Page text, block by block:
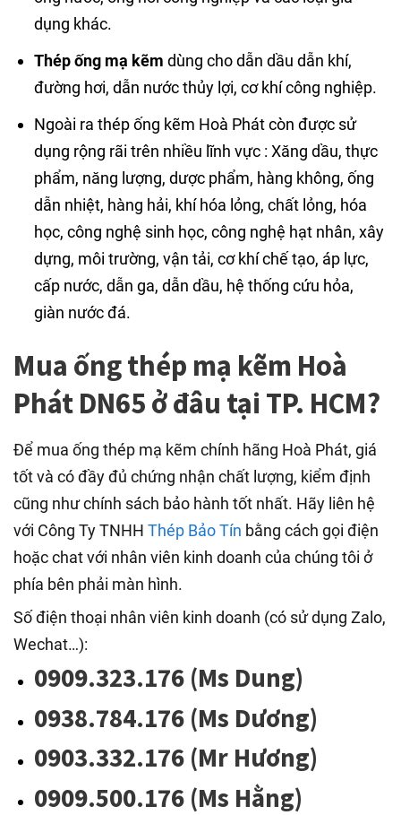
dụng khác.
Thép ống mạ kẽm dùng cho dẫn dầu dẫn khí,
đường hơi, dẫn nước thủy lợi, cơ khí công nghiệp.
Ngoài ra thép ống kẽm Hoà Phát còn được sử
dụng rộng rãi trên nhiều lĩnh vực : Xăng dầu, thực
phẩm, năng lượng, dược phẩm, hàng không, ống
dẫn nhiệt, hàng hải, khí hóa lỏng, chất lỏng, hóa
học, công nghệ sinh học, công nghệ hạt nhân, xây
dựng, môi trường, vận tải, cơ khí chế tạo, áp lực,
cấp nước, dẫn ga, dẫn dầu, hệ thống cứu hỏa,
giàn nước đá.
Mua ống thép mạ kẽm Hoà
Phát DN65 ở đâu tại TP. HCM?
Để mua ống thép mạ kẽm chính hãng Hoà Phát, giá
tốt và có đầy đủ chứng nhận chất lượng, kiểm định
cũng như chính sách bảo hành tốt nhất. Hãy liên hệ
với Công Ty TNHH Thép Bảo Tín bằng cách gọi điện
hoặc chat với nhân viên kinh doanh của chúng tôi ở
phía bên phải màn hình.
Số điện thoại nhân viên kinh doanh (có sử dụng Zalo,
Wechat…):
0909.323.176 (Ms Dung)
0938.784.176 (Ms Dương)
0903.332.176 (Mr Hương)
0909.500.176 (Ms Hằng)